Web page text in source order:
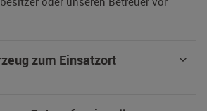
zum Einsatzort